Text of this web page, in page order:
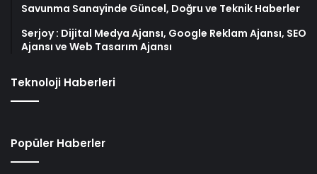
Savunma Sanayinde Güncel, Doğru ve Teknik Haberler
Serjoy : Dijital Medya Ajansı, Google Reklam Ajansı, SEO
Ajansı ve Web Tasarım Ajansı
Teknoloji Haberleri
Popüler Haberler